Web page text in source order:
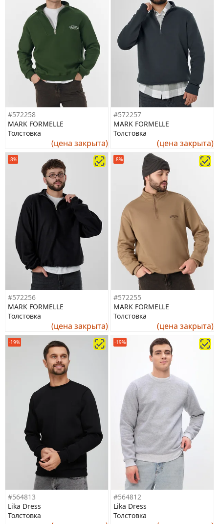
#572258
MARK FORMELLE
Толстовка
(цена закрыта)
#572257
MARK FORMELLE
Толстовка
(цена закрыта)
-8%
#572256
MARK FORMELLE
Толстовка
(цена закрыта)
-8%
#572255
MARK FORMELLE
Толстовка
(цена закрыта)
-19%
#564813
Lika Dress
Толстовка
-19%
#564812
Lika Dress
Толстовка